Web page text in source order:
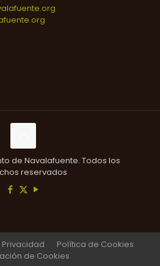
de Navalafuente. Todos los
reservados
Política de Cookies
de Cookies